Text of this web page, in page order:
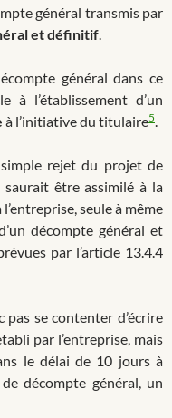
général transmis par
et définitif.
général dans ce
à l’établissement d’un
à l’initiative du titulaire5.
rejet du projet de
saurait être assimilé à la
seule à même
décompte général et
par l’article 13.4.4
se contenter d’écrire
par l’entreprise, mais
le délai de 10 jours à
décompte général, un